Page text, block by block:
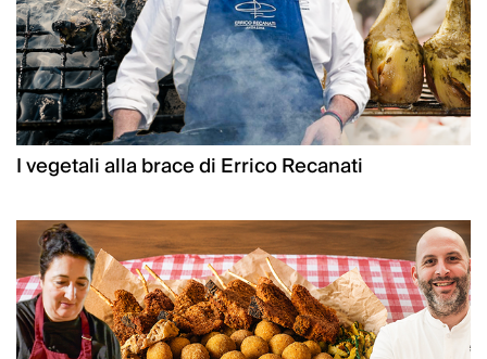
I vegetali alla brace di Errico Recanati